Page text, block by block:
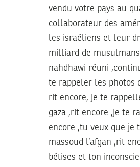
vendu votre pays au
collaborateur des
les israéliens et leur
milliard de musulmans
nahdhawi réuni
te rappeler les photos
rit encore, je te
gaza ,rit encore ,je te
encore ,tu veux que je
massoud l’afgan ,rit
bétises et ton